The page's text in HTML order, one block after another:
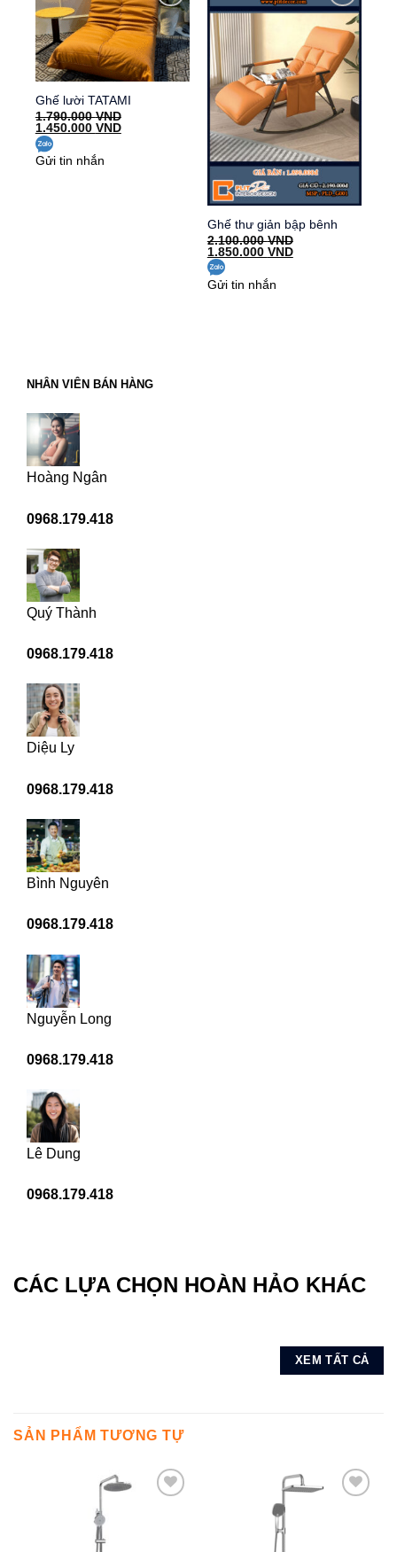
Add to
wishlist
Ghế lười TATAMI
1.790.000VND
Giá
gốc
là:
1.790.000 VND.
1.450.000 VNDGiá
Gửi tin nhắn
Add to
wishlist
Ghế thư giản bập bênh
2.100.000VND
Giá
gốc
là:
2.100.000 VND.
1.850.000 VNDGiá
Gửi tin nhắn
NHÂN VIÊN BÁN HÀNG
Hoàng Ngân
0968.179.418
Quý Thành
0968.179.418
Diệu Ly
0968.179.418
Bình Nguyên
0968.179.418
Nguyễn Long
0968.179.418
Lê Dung
0968.179.418
CÁC LỰA CHỌN HOÀN HẢO KHÁC
XEM TẤT CẢ
SẢN PHẨM TƯƠNG TỰ